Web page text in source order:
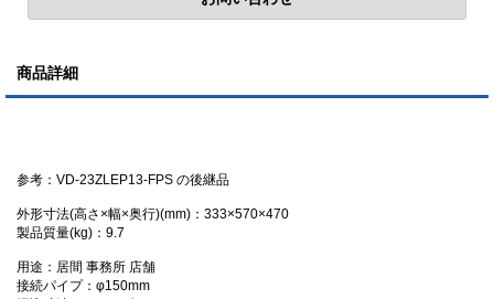
商品詳細
参考：VD-23ZLEP13-FPS の後継品
外形寸法(高さ×幅×奥行)(mm)：333×570×470
製品質量(kg)：9.7
用途：居間 事務所 店舗
接続パイプ：φ150mm